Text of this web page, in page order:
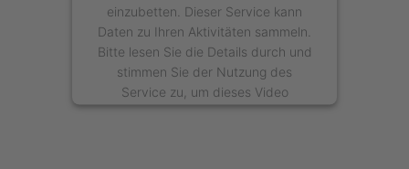
einzubetten. Dieser Service kann
Daten zu Ihren Aktivitäten sammeln.
Bitte lesen Sie die Details durch und
stimmen Sie der Nutzung des
Service zu, um dieses Video
anzusehen.